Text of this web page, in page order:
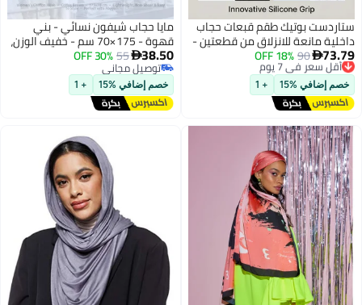
ستاردست بوتيك طقم قبعات حجاب
داخلية مانعة للانزلاق من قطعتين -
شريط سيليكون لتثبيت الجبهة،
خامة خفيفة، أسود وأبيض -
Everyday Basics)
73.79
90
18% OFF
أقل سعر في 7 يوم
توصيل مجاني
أقل سعر في 7 يوم
خصم إضافي %15 + 1
مايا حجاب شيفون نسائي - بني
قهوة - 175×70 سم - خفيف الوزن،
غير شفاف وسهل التنسيق - مثالي
مع العباية
38.50
55
30% OFF
توصيل مجاني
توصيل مجاني
خصم إضافي %15 + 1